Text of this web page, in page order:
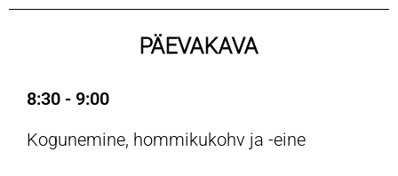
PÄEVAKAVA
8:30 - 9:00
Kogunemine, hommikukohv ja -eine